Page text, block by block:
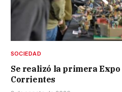
SOCIEDAD
Se realizó la primera
Corrientes